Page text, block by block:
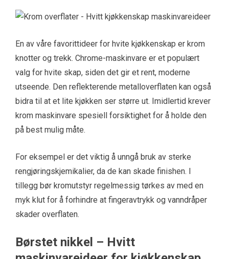
En av våre favorittideer for hvite kjøkkenskap er krom
knotter og trekk. Chrome-maskinvare er et populært
valg for hvite skap, siden det gir et rent, moderne
utseende. Den reflekterende metalloverflaten kan også
bidra til at et lite kjøkken ser større ut. Imidlertid krever
krom maskinvare spesiell forsiktighet for å holde den
på best mulig måte.
For eksempel er det viktig å unngå bruk av sterke
rengjøringskjemikalier, da de kan skade finishen. I
tillegg bør kromutstyr regelmessig tørkes av med en
myk klut for å forhindre at fingeravtrykk og vanndråper
skader overflaten.
Børstet nikkel – Hvitt